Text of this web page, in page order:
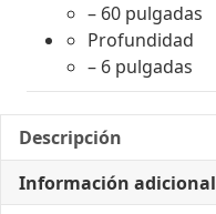
– 60 pulgadas
Profundidad
– 6 pulgadas
Descripción
Información adicional